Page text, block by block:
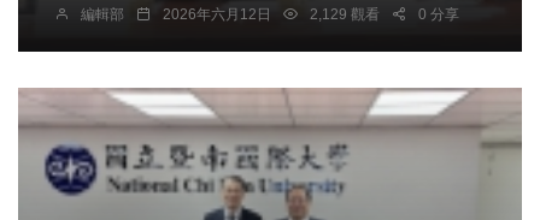
編輯部 2026年六月12日 2,129 觀看 0 分享